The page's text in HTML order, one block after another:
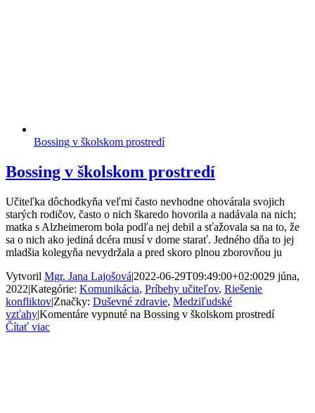
Bossing v školskom prostredí
Bossing v školskom prostredí
Učiteľka dôchodkyňa veľmi často nevhodne ohovárala svojich
starých rodičov, často o nich škaredo hovorila a nadávala na nich;
matka s Alzheimerom bola podľa nej debil a sťažovala sa na to, že
sa o nich ako jediná dcéra musí v dome starať. Jedného dňa to jej
mladšia kolegyňa nevydržala a pred skoro plnou zborovňou ju
Vytvoril Mgr. Jana Lajošová|2022-06-29T09:49:00+02:0029 júna,
2022|Kategórie: Komunikácia, Príbehy učiteľov, Riešenie
konfliktov|Značky: Duševné zdravie, Medziľudské
vzťahy|Komentáre vypnuté na Bossing v školskom prostredí
Čítať viac